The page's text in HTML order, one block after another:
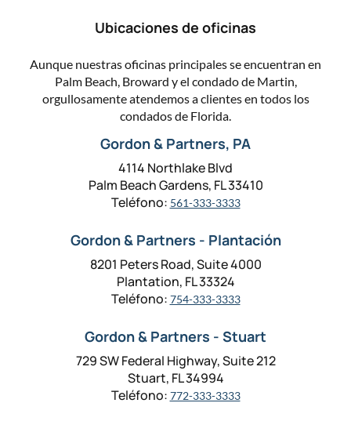
Ubicaciones de oficinas
Aunque nuestras oficinas principales se encuentran en
Palm Beach, Broward y el condado de Martin,
orgullosamente atendemos a clientes en todos los
condados de Florida.
Gordon & Partners, PA
4114 Northlake Blvd
Palm Beach Gardens, FL 33410
Teléfono: 561-333-3333
Gordon & Partners - Plantación
8201 Peters Road, Suite 4000
Plantation, FL 33324
Teléfono: 754-333-3333
Gordon & Partners - Stuart
729 SW Federal Highway, Suite 212
Stuart, FL 34994
Teléfono: 772-333-3333